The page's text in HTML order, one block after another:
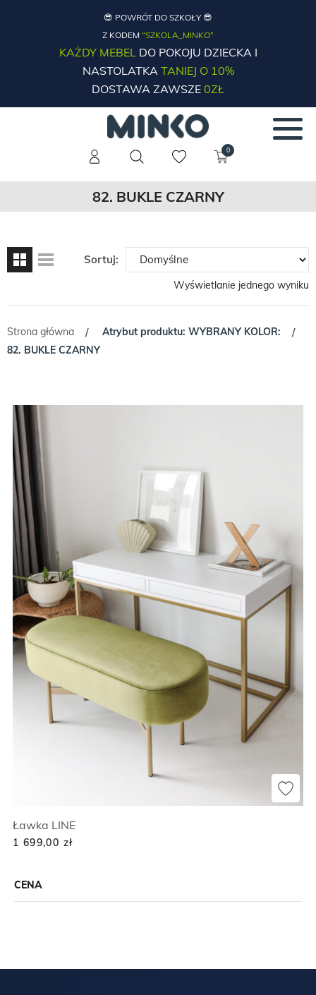
😎 POWRÓT DO SZKOŁY 😎
Z KODEM “SZKOLA_MINKO”
KAŻDY MEBELDO POKOJU DZIECKA I
NASTOLATKATANIEJ O 10%
DOSTAWA ZAWSZE 0ZŁ
0
82. BUKLE CZARNY
CENA
Sortuj:
Wyświetlanie jednego wyniku
Strona główna / Atrybut produktu: WYBRANY KOLOR:
/
82. BUKLE CZARNY
Ławka LINE
1 699,00 zł